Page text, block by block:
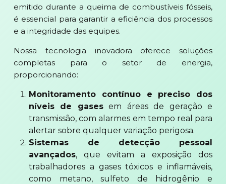
emitido durante a queima de combustíveis fósseis,
é essencial para garantir a eficiência dos processos
e a integridade das equipes.
Nossa tecnologia inovadora oferece soluções
completas para o setor de energia,
proporcionando:
Monitoramento contínuo e preciso dos
níveis de gasesem áreas de geração e
transmissão, com alarmes em tempo real para
alertar sobre qualquer variação perigosa.
Sistemas de detecção pessoal
avançados, que evitam a exposição dos
trabalhadores a gases tóxicos e inflamáveis,
como metano, sulfeto de hidrogênio e